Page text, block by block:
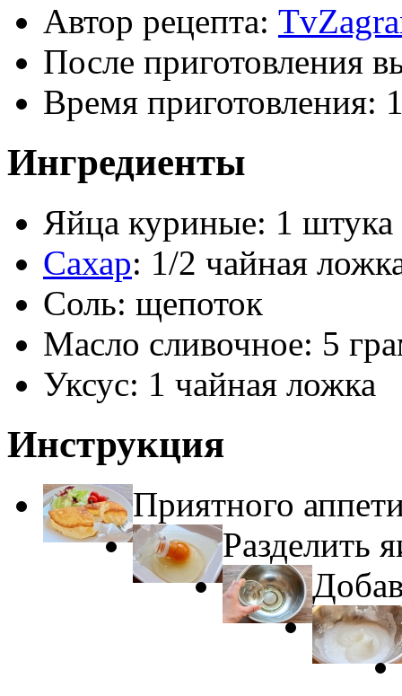
Автор рецепта:
После приготовления
Время приготовления:
Ингредиенты
Яйца куриные: 1 штука
Сахар: 1/2 чайная
Соль: щепоток
Масло сливочное: 5
Уксус: 1 чайная ложка
Инструкция
Приятного
Разделить